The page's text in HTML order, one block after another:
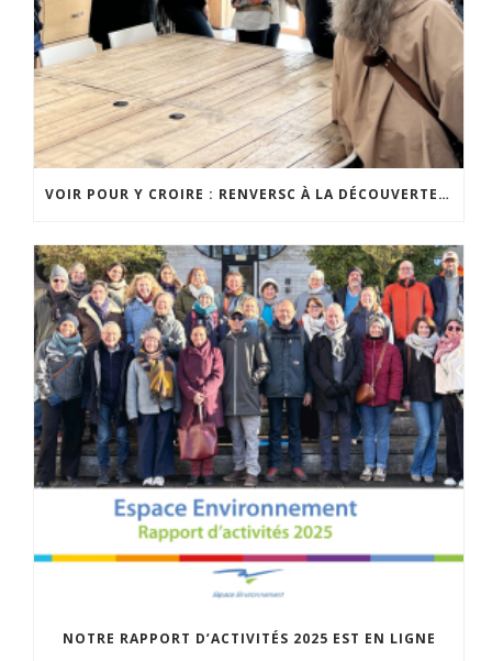
VOIR POUR Y CROIRE : RENVERSC À LA DÉCOUVERTE DE RÉALISATIONS INSPIRANTES
NOTRE RAPPORT D’ACTIVITÉS 2025 EST EN LIGNE